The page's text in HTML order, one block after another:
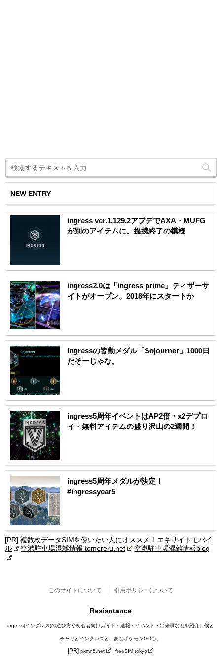
NEW ENTRY
ingress ver.1.129.2アプデでAXA・MUFG
が別のアイテムに。提携終了の模様
ingress2.0は「ingress prime」ティザーサ
イトがオープン。2018年にスタートか
ingressの皆勤メダル「Sojourner」1000日
だそーじゃな。
ingress5周年イベントはAP2倍・x2デプロ
イ・無料アイテムの盛り沢山の2週間！
ingress5周年メダルが決定！
#ingressyear5
[PR] 複数枚データSIMを使いたい人にオススメ！エキサイトモバイ
ル
空港駐車場混雑情報 tomereru.net 空港駐車場混雑情報blog
このサイトについて 引用ポリシーについて
Resisntance
ingress(イングレス)の遊び方や初心者向けガイド・速報・イベント・出来事などを紹介。僕と
チャリとイングレスと。あとポケモンGOも。
[PR]pkmn5.net | freeSIM.tokyo